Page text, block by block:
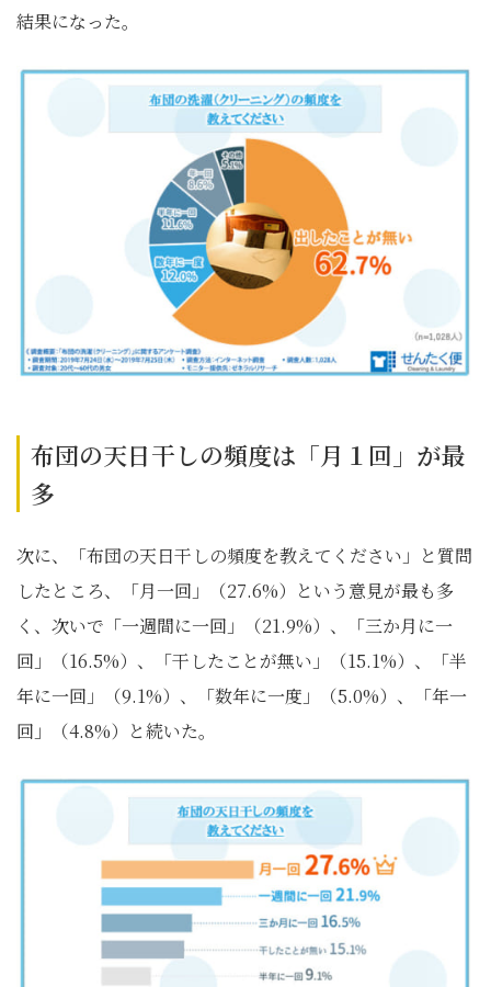
結果になった。
布団の天日干しの頻度は「月１回」が最
多
次に、「布団の天日干しの頻度を教えてください」と質問
したところ、「月一回」（27.6%）という意見が最も多
く、次いで「一週間に一回」（21.9%）、「三か月に一
回」（16.5%）、「干したことが無い」（15.1%）、「半
年に一回」（9.1%）、「数年に一度」（5.0%）、「年一
回」（4.8%）と続いた。